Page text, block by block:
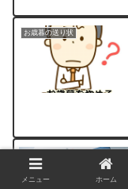
お歳暮の送り状
メニュー ホーム